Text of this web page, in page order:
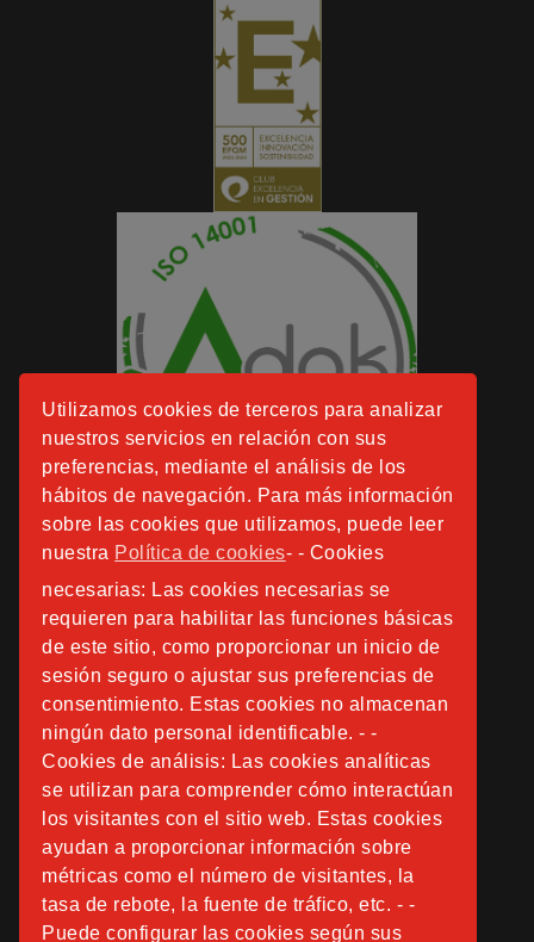
Utilizamos cookies de terceros para analizar
nuestros servicios en relación con sus
preferencias, mediante el análisis de los
hábitos de navegación. Para más información
sobre las cookies que utilizamos, puede leer
nuestra Política de cookies- - Cookies
necesarias: Las cookies necesarias se
requieren para habilitar las funciones básicas
de este sitio, como proporcionar un inicio de
sesión seguro o ajustar sus preferencias de
consentimiento. Estas cookies no almacenan
ningún dato personal identificable. - -
Cookies de análisis: Las cookies analíticas
se utilizan para comprender cómo interactúan
los visitantes con el sitio web. Estas cookies
ayudan a proporcionar información sobre
métricas como el número de visitantes, la
tasa de rebote, la fuente de tráfico, etc. - -
Puede configurar las cookies según sus